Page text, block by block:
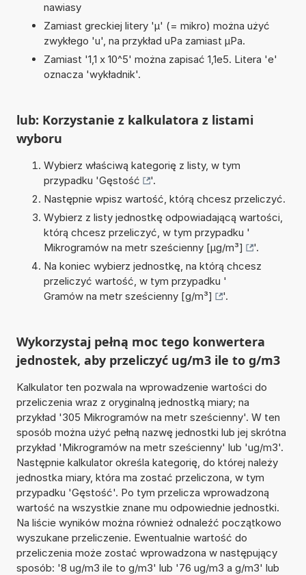
nawiasy
Zamiast greckiej litery 'µ' (= mikro) można użyć
zwykłego 'u', na przykład uPa zamiast µPa.
Zamiast '1,1 x 10^5' można zapisać 1,1e5. Litera 'e'
oznacza 'wykładnik'.
lub: Korzystanie z kalkulatora z listami
wyboru
Wybierz właściwą kategorię z listy, w tym
przypadku 'Gęstość
'.
Następnie wpisz wartość, którą chcesz przeliczyć.
Wybierz z listy jednostkę odpowiadającą wartości,
którą chcesz przeliczyć, w tym przypadku '
Mikrogramów na metr sześcienny [µg/m³]
'.
Na koniec wybierz jednostkę, na którą chcesz
przeliczyć wartość, w tym przypadku '
Gramów na metr sześcienny [g/m³]
'.
Wykorzystaj pełną moc tego konwertera
jednostek, aby przeliczyć ug/m3 ile to g/m3
Kalkulator ten pozwala na wprowadzenie wartości do
przeliczenia wraz z oryginalną jednostką miary; na
przykład '305 Mikrogramów na metr sześcienny'. W ten
sposób można użyć pełną nazwę jednostki lub jej skrótna
przykład 'Mikrogramów na metr sześcienny' lub 'ug/m3'.
Następnie kalkulator określa kategorię, do której należy
jednostka miary, która ma zostać przeliczona, w tym
przypadku 'Gęstość'. Po tym przelicza wprowadzoną
wartość na wszystkie znane mu odpowiednie jednostki.
Na liście wyników można również odnaleźć początkowo
wyszukane przeliczenie. Ewentualnie wartość do
przeliczenia może zostać wprowadzona w następujący
sposób: '8 ug/m3 ile to g/m3' lub '76 ug/m3 a g/m3' lub